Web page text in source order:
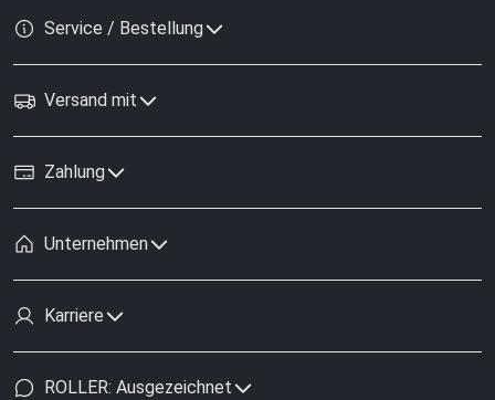
Service / Bestellung
Versand mit
Zahlung
Unternehmen
Karriere
ROLLER: Ausgezeichnet